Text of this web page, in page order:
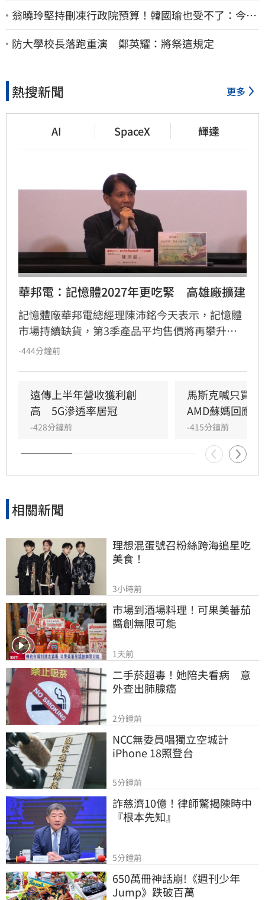
翁曉玲堅持刪凍行政院預算！韓國瑜也受不了：今年
剩4個月你思考一下
防大學校長落跑重演 鄭英耀：將祭這規定
熱搜新聞 更多
AI SpaceX 輝達
華邦電：記憶體2027年更吃緊　高雄廠擴建
記憶體廠華邦電總經理陳沛銘今天表示，記憶體
市場持續缺貨，第3季產品平均售價將再攀升，
預期2027年供需將比今年更吃緊。華邦電決定啟
-444分鐘前
遠傳上半年營收獲利創
高　5G滲透率居冠
-428分鐘前
馬斯克喊只買
AMD蘇媽回應了
-415分鐘前
相關新聞
理想混蛋號召粉絲跨海追星吃
美食！
3小時前
市場到酒場料理！可果美蕃茄
醬創無限可能
1天前
二手菸超毒！她陪夫看病　意
外查出肺腺癌
2分鐘前
NCC無委員唱獨立空城計
iPhone 18照登台
5分鐘前
詐慈濟10億！律師驚揭陳時中
『根本先知』
5分鐘前
650萬冊神話崩!《週刊少年
Jump》跌破百萬